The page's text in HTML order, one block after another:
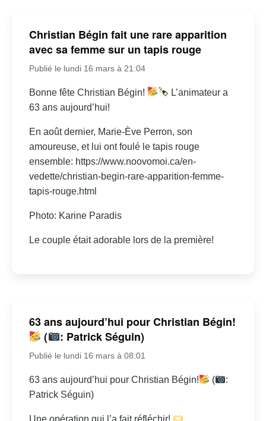
Christian Bégin fait une rare apparition
avec sa femme sur un tapis rouge
Publié le lundi 16 mars à 21:04
Bonne fête Christian Bégin!
L’animateur a
63 ans aujourd’hui!
En août dernier, Marie-Ève Perron, son
amoureuse, et lui ont foulé le tapis rouge
ensemble: https://www.noovomoi.ca/en-
vedette/christian-begin-rare-apparition-femme-
tapis-rouge.html
Photo: Karine Paradis
Le couple était adorable lors de la première!
63 ans aujourd’hui pour Christian Bégin!
(
: Patrick Séguin)
Publié le lundi 16 mars à 08:01
63 ans aujourd’hui pour Christian Bégin! (
:
Patrick Séguin)